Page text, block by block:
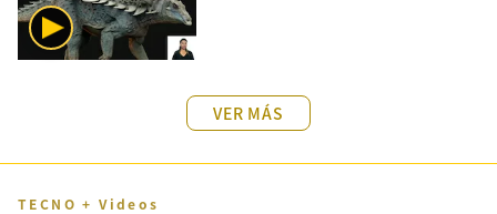
VER MÁS
TECNO + Videos